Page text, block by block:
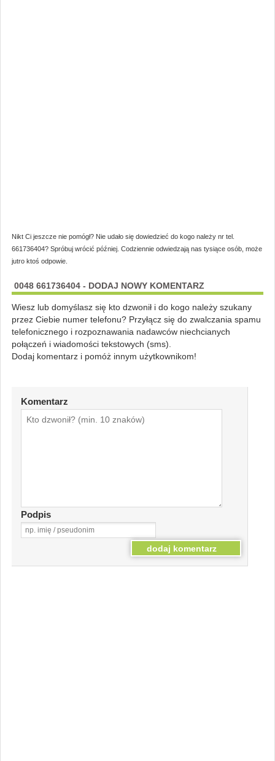
Nikt Ci jeszcze nie pomógł? Nie udało się dowiedzieć do kogo należy nr tel.
661736404? Spróbuj wrócić później. Codziennie odwiedzają nas tysiące osób, może
jutro ktoś odpowie.
0048 661736404 - DODAJ NOWY KOMENTARZ
Wiesz lub domyślasz się kto dzwonił i do kogo należy szukany
przez Ciebie numer telefonu? Przyłącz się do zwalczania spamu
telefonicznego i rozpoznawania nadawców niechcianych
połączeń i wiadomości tekstowych (sms).
Dodaj komentarz i pomóż innym użytkownikom!
Komentarz
Podpis